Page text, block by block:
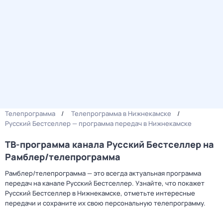
Телепрограмма
Телепрограмма в Нижнекамске
Русский Бестселлер — программа передач в Нижнекамске
ТВ-программа канала Русский Бестселлер на
Рамблер/телепрограмма
Рамблер/телепрограмма — это всегда актуальная программа
передач на канале Русский Бестселлер. Узнайте, что покажет
Русский Бестселлер в Нижнекамске, отметьте интересные
передачи и сохраните их свою персональную телепрограмму.